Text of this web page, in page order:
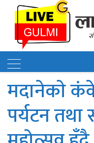
मदानेकाे
पर्यटन